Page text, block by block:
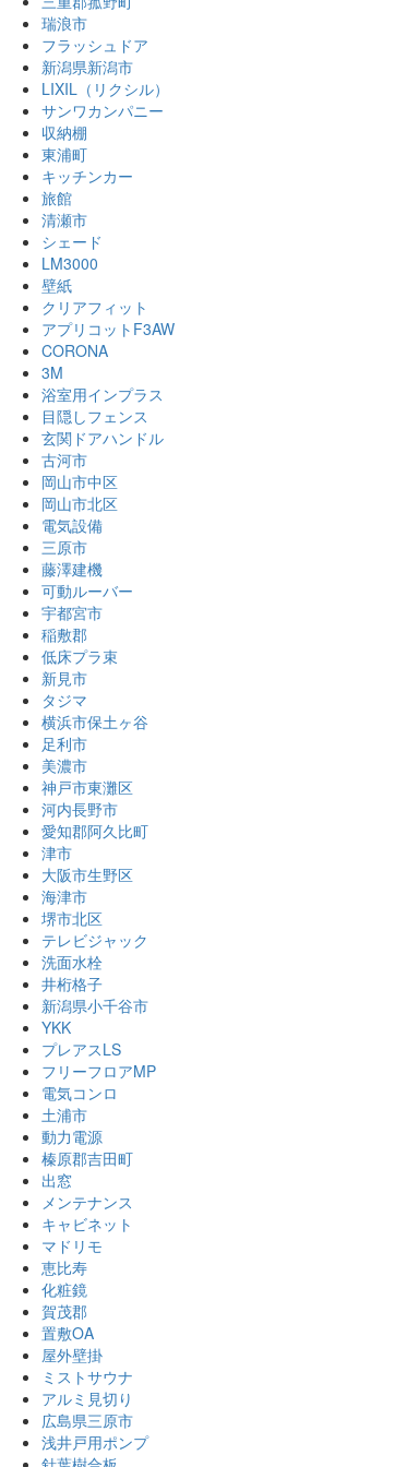
瑞浪市
フラッシュドア
新潟県新潟市
LIXIL（リクシル）
サンワカンパニー
収納棚
東浦町
キッチンカー
旅館
清瀬市
シェード
LM3000
壁紙
クリアフィット
アプリコットF3AW
CORONA
3M
浴室用インプラス
目隠しフェンス
玄関ドアハンドル
古河市
岡山市中区
岡山市北区
電気設備
三原市
藤澤建機
可動ルーバー
宇都宮市
稲敷郡
低床プラ束
新見市
タジマ
横浜市保土ヶ谷
足利市
美濃市
神戸市東灘区
河内長野市
愛知郡阿久比町
津市
大阪市生野区
海津市
堺市北区
テレビジャック
洗面水栓
井桁格子
新潟県小千谷市
YKK
プレアスLS
フリーフロアMP
電気コンロ
土浦市
動力電源
榛原郡吉田町
出窓
メンテナンス
キャビネット
マドリモ
恵比寿
化粧鏡
賀茂郡
置敷OA
屋外壁掛
ミストサウナ
アルミ見切り
広島県三原市
浅井戸用ポンプ